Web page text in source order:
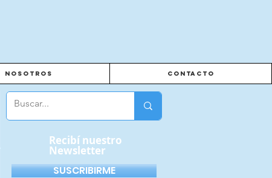
Nosotros Contacto
Recibí nuestro
Newsletter
SUSCRIBIRME